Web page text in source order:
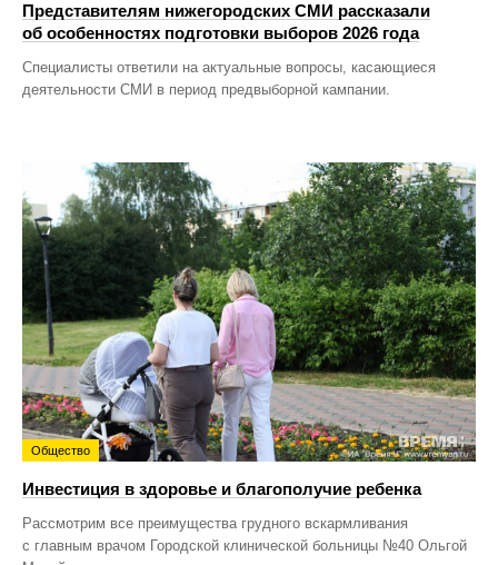
Представителям нижегородских СМИ рассказали
об особенностях подготовки выборов 2026 года
Специалисты ответили на актуальные вопросы, касающиеся
деятельности СМИ в период предвыборной кампании.
Общество
Инвестиция в здоровье и благополучие ребенка
Рассмотрим все преимущества грудного вскармливания
с главным врачом Городской клинической больницы №40 Ольгой